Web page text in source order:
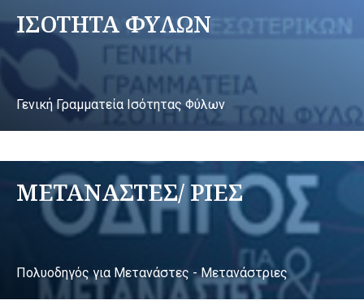
ΙΣΟΤΗΤΑ ΦΥΛΩΝ
Γενική Γραμματεία Ισότητας Φύλων
ΜΕΤΑΝΑΣΤΕΣ/ ΡΙΕΣ
Πολυοδηγός για Μετανάστες - Μετανάστριες